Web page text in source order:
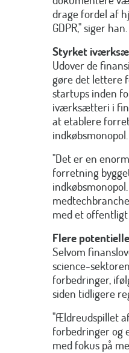
drage fordel af
GDPR," siger han.
Styrket
Udover de
gøre det lettere
startups inden
iværksætteri i
at etablere
indkøbsmonopol.
"Det er en
forretning
med et offentligt
Flere
Selvom
science-
forbedringer,
siden tidligere
"Ældreudspillet
forbedringer og
med fokus på